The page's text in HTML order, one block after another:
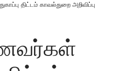
திட்டம் காவல்துறை அறிவிப்பு